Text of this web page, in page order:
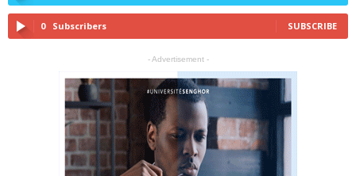
0 Subscribers SUBSCRIBE
- Advertisement -